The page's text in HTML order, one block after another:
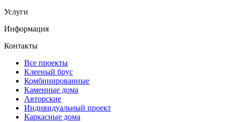
Услуги
Информация
Контакты
Все проекты
Клееный брус
Комбинированные
Каменные дома
Авторские
Индивидуальный проект
Каркасные дома